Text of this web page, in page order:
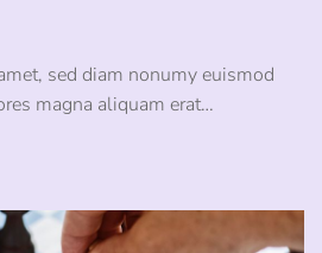
sed diam nonumy euismod
magna aliquam erat…